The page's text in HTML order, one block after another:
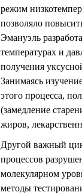
режим
позволяло
Эмануэль
температурах и
получения
Занимаясь
этого процесса,
(замедление
жиров,
Другой важный
процессов
молекулярном
методы